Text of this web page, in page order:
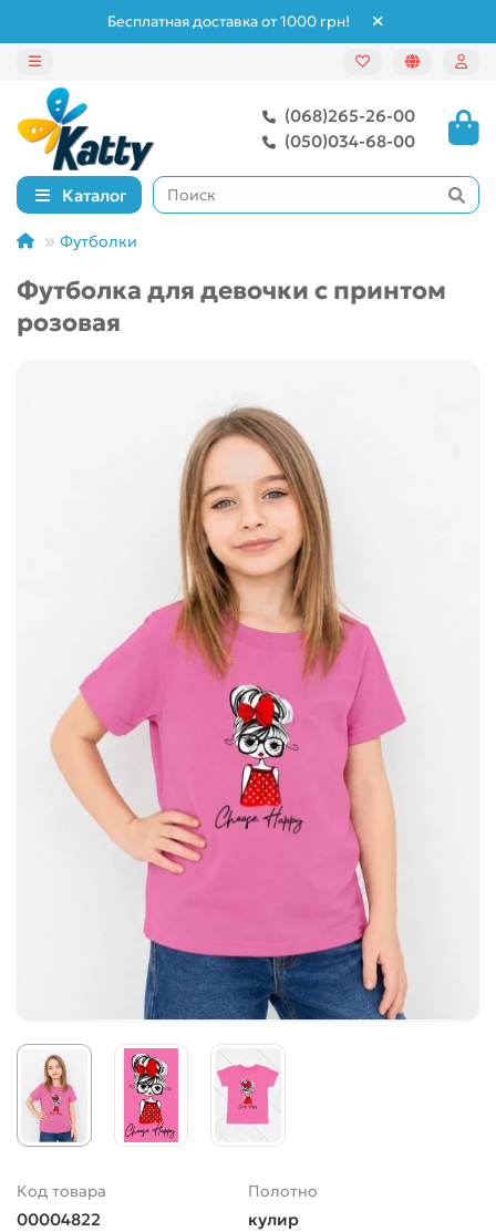
Бесплатная доставка от 1000 грн!
(068)265-26-00
(050)034-68-00
Каталог
Футболки
Футболка для девочки с принтом
розовая
Код товара
00004822
Полотно
кулир